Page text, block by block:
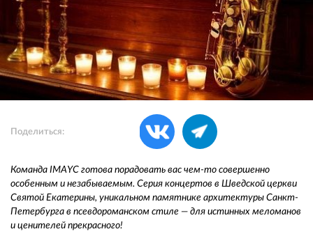
Поделиться:
Команда IMAYC готова порадовать вас чем-то совершенно
особенным и незабываемым. Серия концертов в Шведской церкви
Святой Екатерины, уникальном памятнике архитектуры Санкт-
Петербурга в псевдороманском стиле — для истинных меломанов
и ценителей прекрасного!